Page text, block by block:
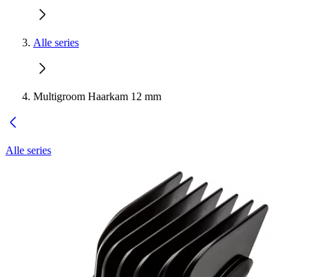
Alle series
Multigroom Haarkam 12 mm
Alle series